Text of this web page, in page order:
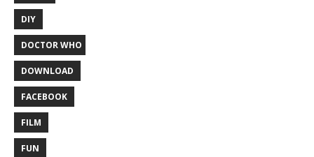
DIY
DOCTOR WHO
DOWNLOAD
FACEBOOK
FILM
FUN